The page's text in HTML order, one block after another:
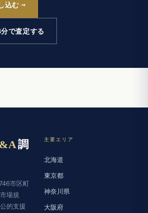
込む
で査定する
調
市区町
場規
的支援
主要エリア
北海道
東京都
神奈川県
大阪府